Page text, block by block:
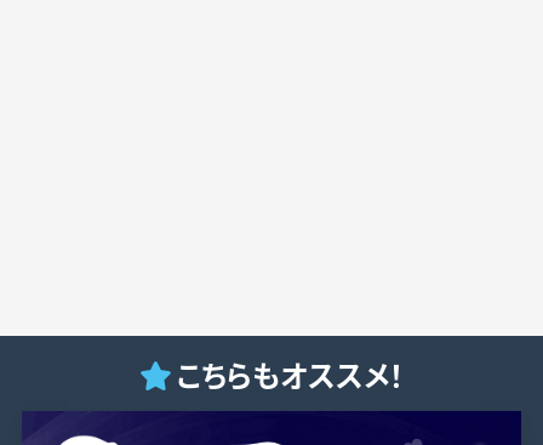
こちらもオススメ！